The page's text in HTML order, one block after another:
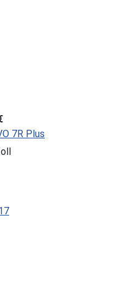
7R Plus